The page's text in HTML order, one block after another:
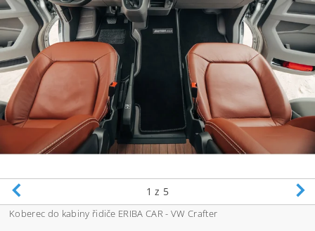
1 z 5
Koberec do kabiny řidiče ERIBA CAR - VW Crafter